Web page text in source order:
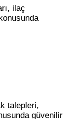
ilaç
talepleri,
güvenilir